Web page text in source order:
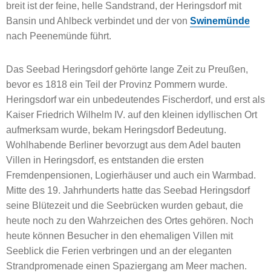
breit ist der feine, helle Sandstrand, der Heringsdorf mit
Bansin und Ahlbeck verbindet und der von Swinemünde
nach Peenemünde führt.
Das Seebad Heringsdorf gehörte lange Zeit zu Preußen,
bevor es 1818 ein Teil der Provinz Pommern wurde.
Heringsdorf war ein unbedeutendes Fischerdorf, und erst als
Kaiser Friedrich Wilhelm IV. auf den kleinen idyllischen Ort
aufmerksam wurde, bekam Heringsdorf Bedeutung.
Wohlhabende Berliner bevorzugt aus dem Adel bauten
Villen in Heringsdorf, es entstanden die ersten
Fremdenpensionen, Logierhäuser und auch ein Warmbad.
Mitte des 19. Jahrhunderts hatte das Seebad Heringsdorf
seine Blütezeit und die Seebrücken wurden gebaut, die
heute noch zu den Wahrzeichen des Ortes gehören. Noch
heute können Besucher in den ehemaligen Villen mit
Seeblick die Ferien verbringen und an der eleganten
Strandpromenade einen Spaziergang am Meer machen.